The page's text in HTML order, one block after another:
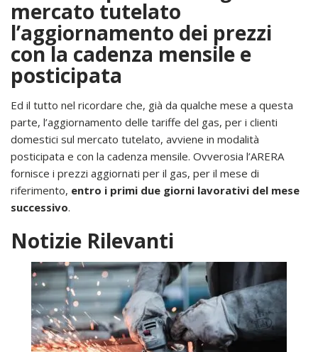
mercato tutelato
l’aggiornamento dei prezzi
con la cadenza mensile e
posticipata
Ed il tutto nel ricordare che, già da qualche mese a questa
parte, l’aggiornamento delle tariffe del gas, per i clienti
domestici sul mercato tutelato, avviene in modalità
posticipata e con la cadenza mensile. Ovverosia l’ARERA
fornisce i prezzi aggiornati per il gas, per il mese di
riferimento, entro i primi due giorni lavorativi del mese
successivo.
Notizie Rilevanti